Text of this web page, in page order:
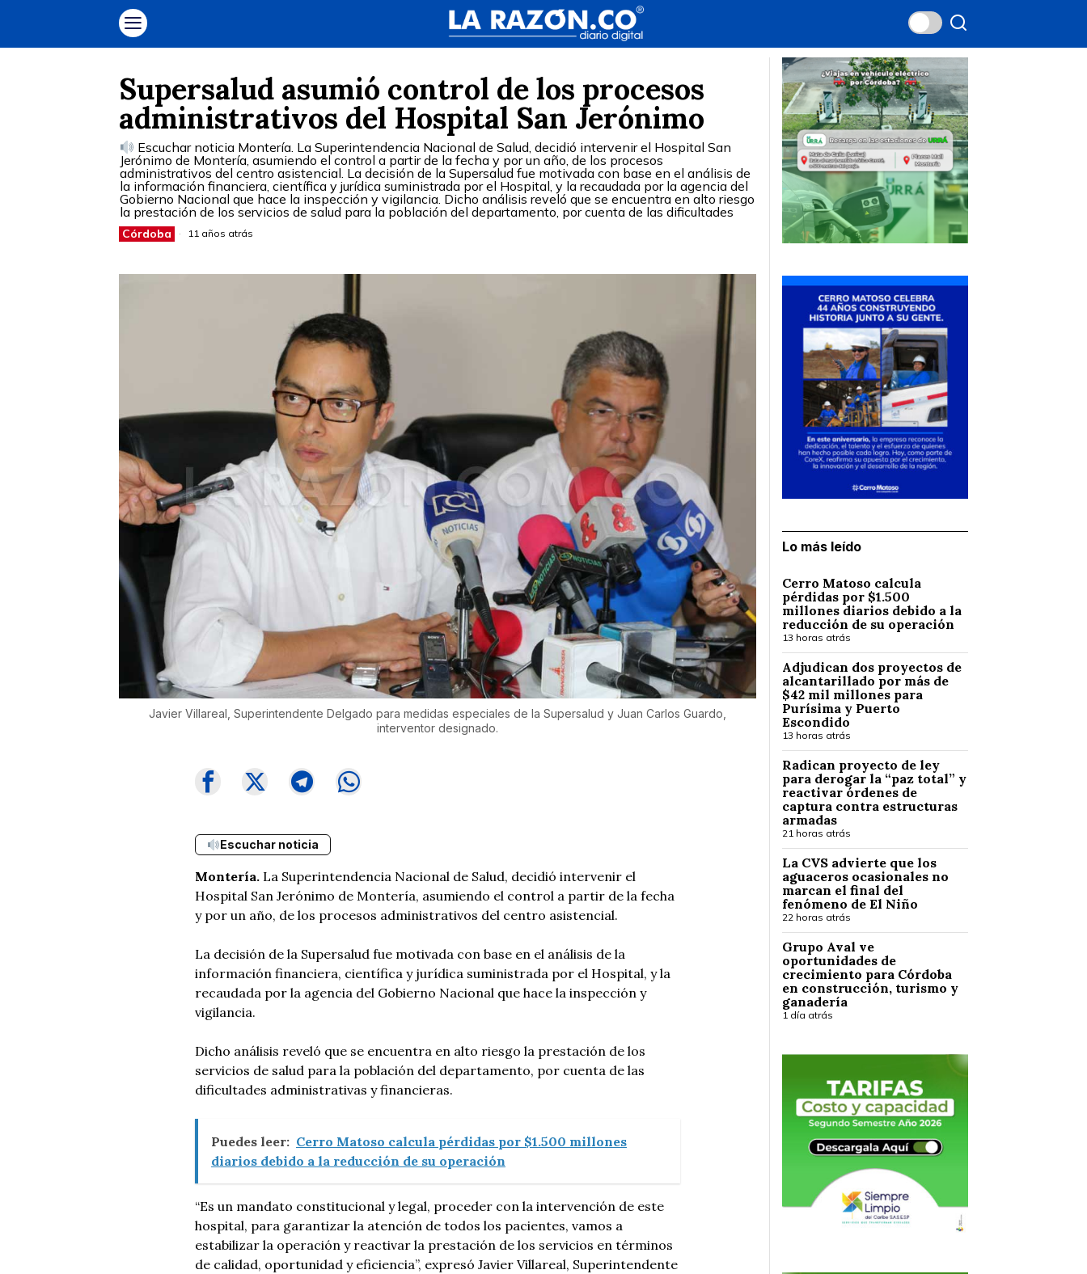
Supersalud asumió control de los procesos
administrativos del Hospital San Jerónimo
Escuchar noticia Montería. La Superintendencia Nacional de Salud, decidió intervenir el Hospital San
Jerónimo de Montería, asumiendo el control a partir de la fecha y por un año, de los procesos
administrativos del centro asistencial. La decisión de la Supersalud fue motivada con base en el análisis de
la información financiera, científica y jurídica suministrada por el Hospital, y la recaudada por la agencia del
Gobierno Nacional que hace la inspección y vigilancia. Dicho análisis reveló que se encuentra en alto riesgo
la prestación de los servicios de salud para la población del departamento, por cuenta de las dificultades
Córdoba 11 años atrás
Javier Villareal, Superintendente Delgado para medidas especiales de la Supersalud y Juan Carlos Guardo,
interventor designado.
Escuchar noticia
Montería. La Superintendencia Nacional de Salud, decidió intervenir el
Hospital San Jerónimo de Montería, asumiendo el control a partir de la fecha
y por un año, de los procesos administrativos del centro asistencial.
La decisión de la Supersalud fue motivada con base en el análisis de la
información financiera, científica y jurídica suministrada por el Hospital, y la
recaudada por la agencia del Gobierno Nacional que hace la inspección y
vigilancia.
Dicho análisis reveló que se encuentra en alto riesgo la prestación de los
servicios de salud para la población del departamento, por cuenta de las
dificultades administrativas y financieras.
Puedes leer: Cerro Matoso calcula pérdidas por $1.500 millones
diarios debido a la reducción de su operación
“Es un mandato constitucional y legal, proceder con la intervención de este
hospital, para garantizar la atención de todos los pacientes, vamos a
estabilizar la operación y reactivar la prestación de los servicios en términos
de calidad, oportunidad y eficiencia”, expresó Javier Villareal, Superintendente
Lo más leído
Cerro Matoso calcula
pérdidas por $1.500
millones diarios debido a la
reducción de su operación
13 horas atrás
Adjudican dos proyectos de
alcantarillado por más de
$42 mil millones para
Purísima y Puerto
Escondido
13 horas atrás
Radican proyecto de ley
para derogar la “paz total” y
reactivar órdenes de
captura contra estructuras
armadas
21 horas atrás
La CVS advierte que los
aguaceros ocasionales no
marcan el final del
fenómeno de El Niño
22 horas atrás
Grupo Aval ve
oportunidades de
crecimiento para Córdoba
en construcción, turismo y
ganadería
1 día atrás